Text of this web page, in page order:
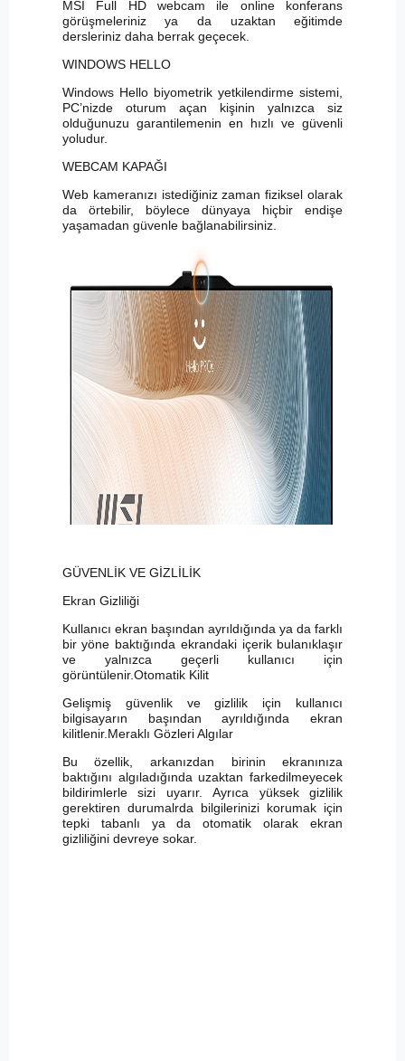
MSI Full HD webcam ile online konferans
görüşmeleriniz ya da uzaktan eğitimde
dersleriniz daha berrak geçecek.
WINDOWS HELLO
Windows Hello biyometrik yetkilendirme sistemi,
PC’nizde oturum açan kişinin yalnızca siz
olduğunuzu garantilemenin en hızlı ve güvenli
yoludur.
WEBCAM KAPAĞI
Web kameranızı istediğiniz zaman fiziksel olarak
da örtebilir, böylece dünyaya hiçbir endişe
yaşamadan güvenle bağlanabilirsiniz.
GÜVENLİK VE GİZLİLİK
Ekran Gizliliği
Kullanıcı ekran başından ayrıldığında ya da farklı
bir yöne baktığında ekrandaki içerik bulanıklaşır
ve yalnızca geçerli kullanıcı için
görüntülenir.Otomatik Kilit
Gelişmiş güvenlik ve gizlilik için kullanıcı
bilgisayarın başından ayrıldığında ekran
kilitlenir.Meraklı Gözleri Algılar
Bu özellik, arkanızdan birinin ekranınıza
baktığını algıladığında uzaktan farkedilmeyecek
bildirimlerle sizi uyarır. Ayrıca yüksek gizlilik
gerektiren durumalrda bilgilerinizi korumak için
tepki tabanlı ya da otomatik olarak ekran
gizliliğini devreye sokar.